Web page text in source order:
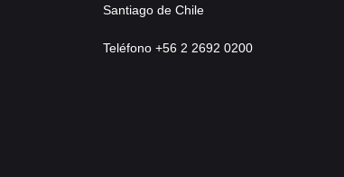
Santiago de Chile
Teléfono +56 2 2692 0200